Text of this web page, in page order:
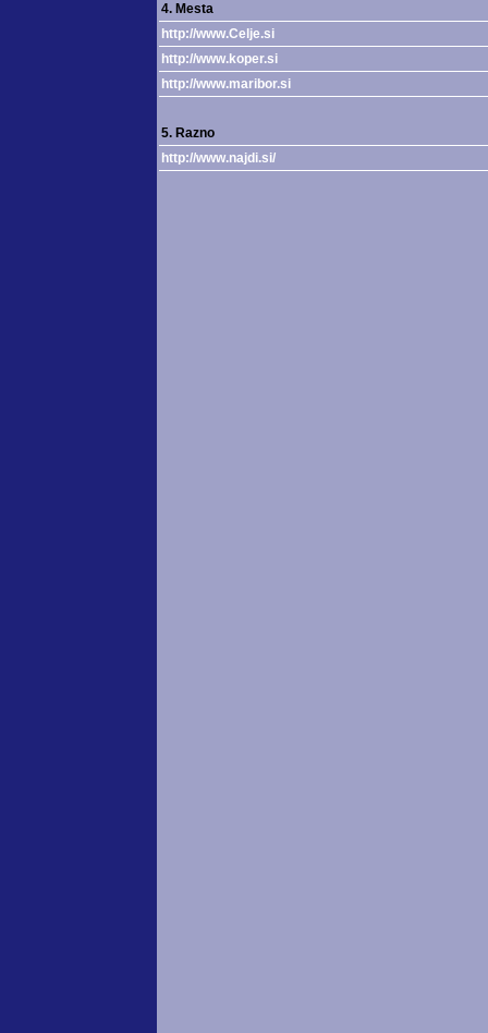
4. Mesta
http://www.Celje.si
http://www.koper.si
http://www.maribor.si
5. Razno
http://www.najdi.si/